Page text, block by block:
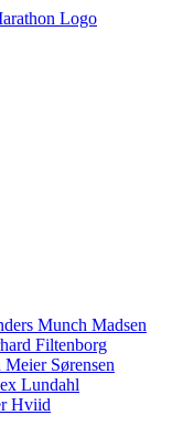
Munch Madsen
Filtenborg
Sørensen
Lundahl
Hviid